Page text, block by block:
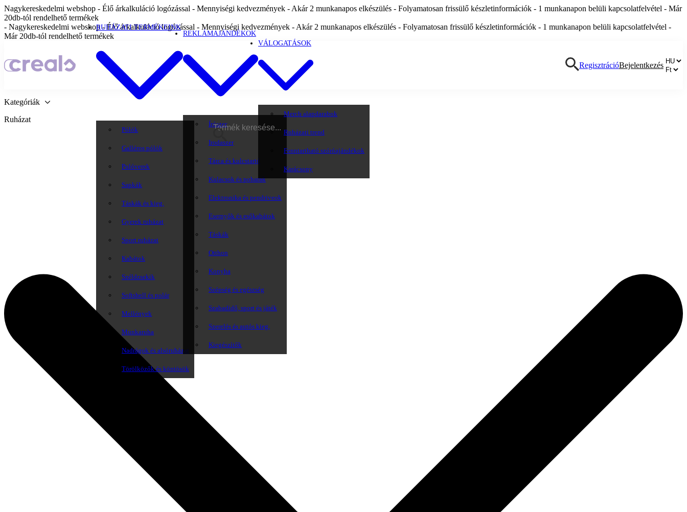
Nagykereskedelmi webshop - Élő árkalkuláció logózással - Mennyiségi kedvezmények - Akár 2 munkanapos elkészülés - Folyamatosan frissülő készletinformációk - 1 munkanapon belüli kapcsolatfelvétel - Már
20db-tól rendelhető termékek
- Nagykereskedelmi webshop - Élő árkalkuláció logózással - Mennyiségi kedvezmények - Akár 2 munkanapos elkészülés - Folyamatosan frissülő készletinformációk - 1 munkanapon belüli kapcsolatfelvétel -
Már 20db-tól rendelhető termékek
RUHÁZATI TERMÉKEINK
Pólók
Galléros pólók
Pulóverek
Sapkák
Táskák és kieg.
Gyerek ruházat
Sport ruházat
Kabátok
Széldzsekik
Softshell és polár
Mellények
Munkaruha
Nadrágok és alsóruházat
Törölközők és köntösök
REKLÁMAJÁNDÉKOK
Írószer
Irodaszer
Tárca és kulcstartó
Kulacsok és poharak
Elektronika és pendriveok
Esernyők és esőkabátok
Táskák
Otthon
Konyha
Szépség és egészség
Szabadidő, sport és játék
Szerelés és autós kieg.
Kiegészítők
VÁLOGATÁSOK
Merch alapdarabok
Ruházati trend
Fenntartható szóróajándékok
Karácsony
RegisztrációBejelentkezés
Kategóriák
Ruházat